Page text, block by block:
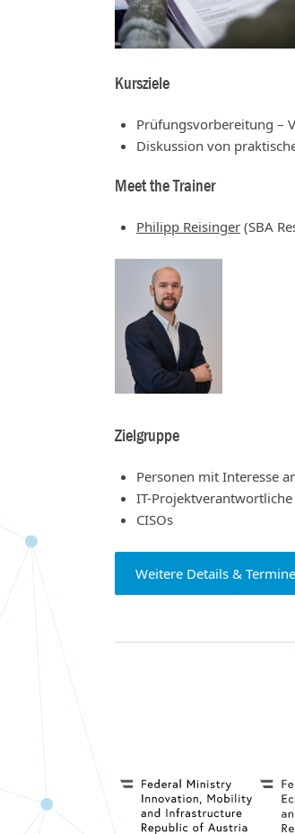
Kursziele
Prüfungsvorbereitung –
Diskussion von
Meet the Trainer
Philipp Reisinger (SBA
Zielgruppe
Personen mit Interesse
IT-Projektverantwortliche
CISOs
Weitere Details & Termine